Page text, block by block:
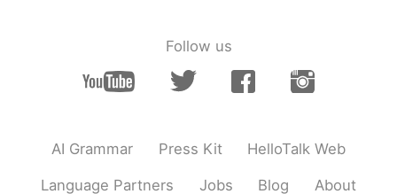
都 觉得不怎么样
发现梅姐的声音特别有力量，一辈子都
无法忘掉。
样
我发现梅姐的声音特别有力
量，以至于 一辈子都无法忘怀。
Follow us
AI Grammar Press Kit HelloTalk Web
Language Partners Jobs Blog About